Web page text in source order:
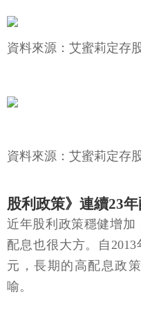
資料來源：艾蜜莉定存
資料來源：艾蜜莉定存
股利政策》連續23
近年股利政策穩健增加
配息也很大方。自
元，長期的高配息政
喻。